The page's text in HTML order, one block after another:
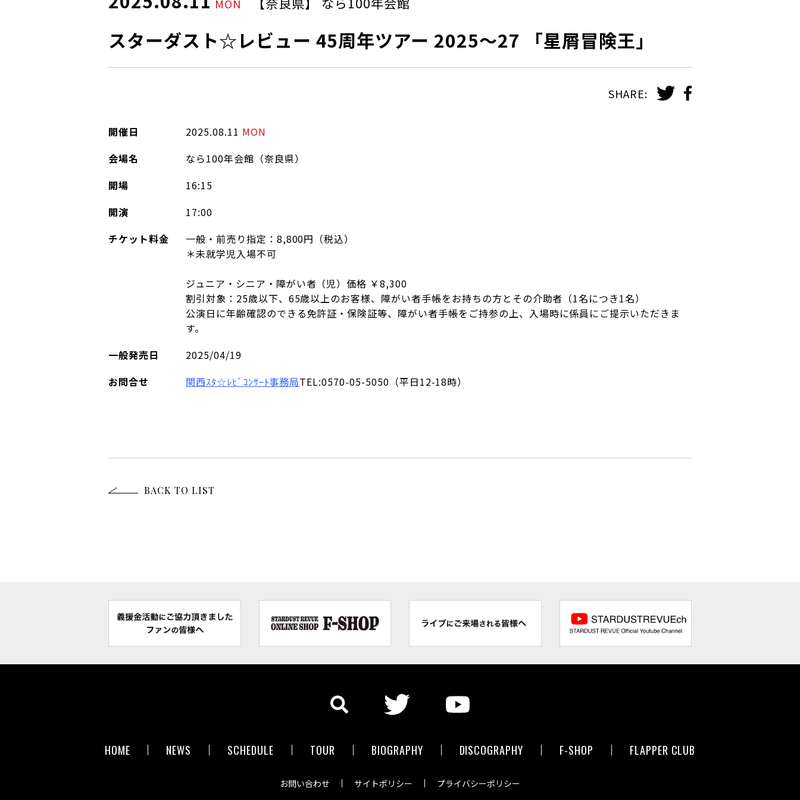
MON
スターダスト☆レビュー 45周年ツアー 2025～27 「星屑冒険王」
SHARE:
開催日 2025.08.11 MON
会場名
なら100年会館（奈良県）
開場
16:15
開演
17:00
チケット料金
一般・前売り指定：8,800円（税込）
＊未就学児入場不可
ジュニア・シニア・障がい者（児）価格 ￥8,300
割引対象：25歳以下、65歳以上のお客様、障がい者手帳をお持ちの方とその介助者（1名につき1名）
公演日に年齢確認のできる免許証・保険証等、障がい者手帳をご持参の上、入場時に係員にご提示いただきま
す。
一般発売日
2025/04/19
お問合せ
関西ｽﾀ☆ﾚﾋﾞｺﾝｻｰﾄ事務局TEL:0570-05-5050（平日12-18時）
BACK TO LIST
HOME NEWS SCHEDULE TOUR BIOGRAPHY DISCOGRAPHY F-SHOP FLAPPER CLUB
お問い合わせ サイトポリシー プライバシーポリシー